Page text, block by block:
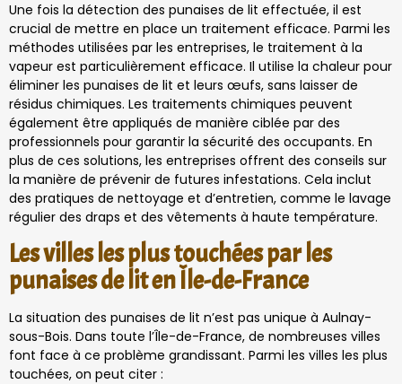
Une fois la détection des punaises de lit effectuée, il est
crucial de mettre en place un traitement efficace. Parmi les
méthodes utilisées par les entreprises, le traitement à la
vapeur est particulièrement efficace. Il utilise la chaleur pour
éliminer les punaises de lit et leurs œufs, sans laisser de
résidus chimiques. Les traitements chimiques peuvent
également être appliqués de manière ciblée par des
professionnels pour garantir la sécurité des occupants. En
plus de ces solutions, les entreprises offrent des conseils sur
la manière de prévenir de futures infestations. Cela inclut
des pratiques de nettoyage et d’entretien, comme le lavage
régulier des draps et des vêtements à haute température.
Les villes les plus touchées par les
punaises de lit en Île-de-France
La situation des punaises de lit n’est pas unique à Aulnay-
sous-Bois. Dans toute l’Île-de-France, de nombreuses villes
font face à ce problème grandissant. Parmi les villes les plus
touchées, on peut citer :